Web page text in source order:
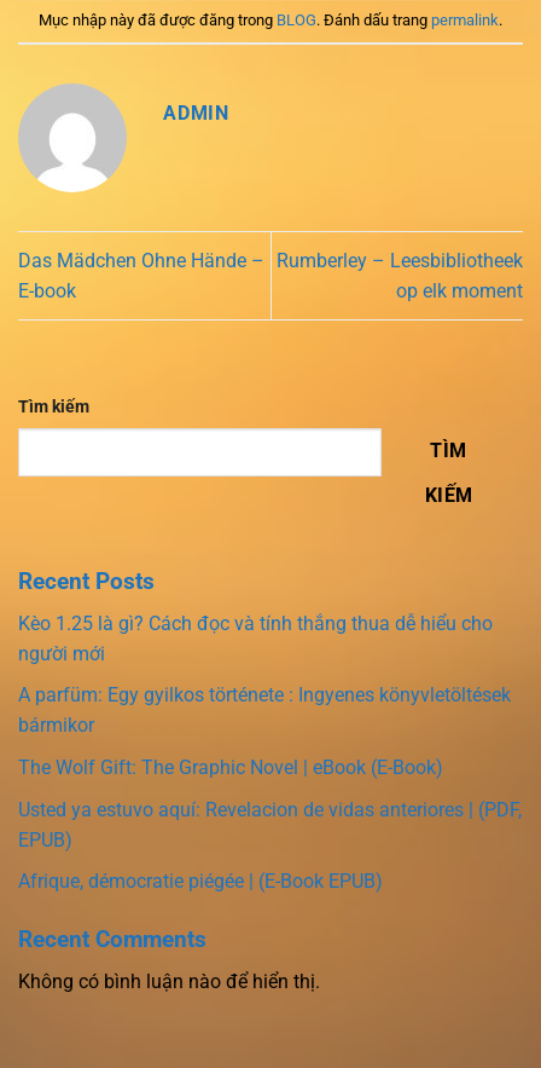
Mục nhập này đã được đăng trong BLOG. Đánh dấu trang permalink.
ADMIN
Das Mädchen Ohne Hände –
E-book
Rumberley – Leesbibliotheek
op elk moment
Tìm kiếm
TÌM
KIẾM
Recent Posts
Kèo 1.25 là gì? Cách đọc và tính thắng thua dễ hiểu cho
người mới
A parfüm: Egy gyilkos története : Ingyenes könyvletöltések
bármikor
The Wolf Gift: The Graphic Novel | eBook (E-Book)
Usted ya estuvo aquí: Revelacion de vidas anteriores | (PDF,
EPUB)
Afrique, démocratie piégée | (E-Book EPUB)
Recent Comments
Không có bình luận nào để hiển thị.